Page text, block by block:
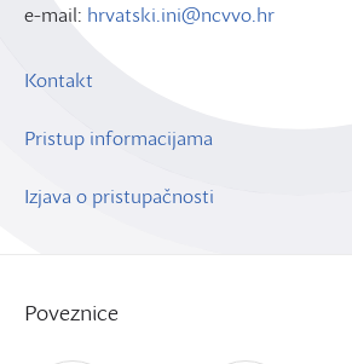
e-mail: hrvatski.ini@ncvvo.hr
Kontakt
Pristup informacijama
Izjava o pristupačnosti
Poveznice